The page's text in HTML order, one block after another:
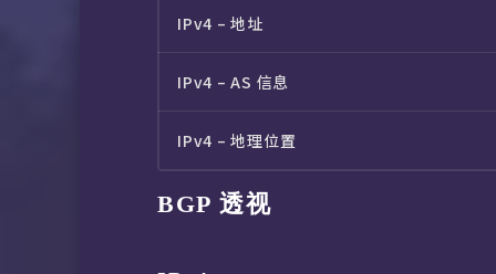
IPv4 – 地址
IPv4 – AS 信息
IPv4 – 地理位置
BGP 透视